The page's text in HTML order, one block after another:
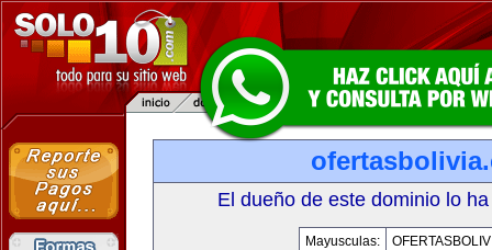
El dueño de este dominio lo
Mayusculas: